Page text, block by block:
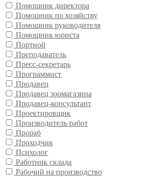
Помощник директора
Помощник по хозяйству
Помощник руководителя
Помощник юриста
Портной
Преподаватель
Пресс-секретарь
Программист
Продавец
Продавец зоомагазина
Продавец-консультант
Проектировщик
Производитель работ
Прораб
Проходчик
Психолог
Работник склада
Рабочий на производство